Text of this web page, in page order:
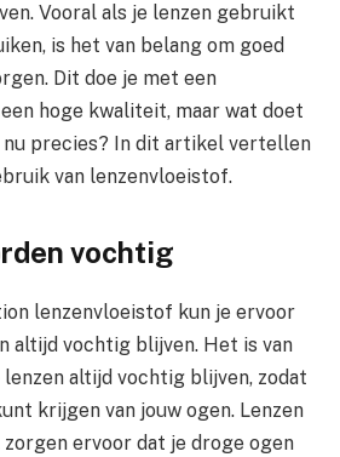
Vooral als je lenzen gebruikt
is het van belang om goed
Dit doe je met een
hoge kwaliteit, maar wat doet
precies? In dit artikel vertellen
van lenzenvloeistof.
vochtig
lenzenvloeistof kun je ervoor
altijd vochtig blijven. Het is van
altijd vochtig blijven, zodat
krijgen van jouw ogen. Lenzen
ervoor dat je droge ogen